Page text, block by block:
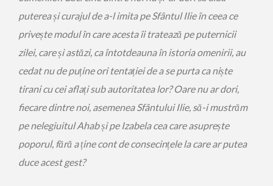
puterea și curajul de a-l imita pe Sfântul Ilie în ceea ce
privește modul în care acesta îi tratează pe puternicii
zilei, care și astăzi, ca întotdeauna în istoria omenirii, au
cedat nu de puține ori tentației de a se purta ca niște
tirani cu cei aflați sub autoritatea lor? Oare nu ar dori,
fiecare dintre noi, asemenea Sfântului Ilie, să-i mustrăm
pe nelegiuitul Ahab și pe Izabela cea care asuprește
poporul, fără a ține cont de consecințele la care ar putea
duce acest gest?